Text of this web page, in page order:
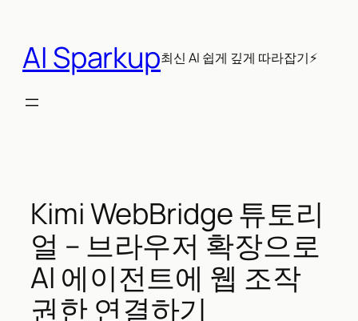
AI Sparkup최신 AI 쉽게 깊게 따라잡기⚡
Kimi WebBridge 튜토리
얼 – 브라우저 확장으로
AI 에이전트에 웹 조작
권한 연결하기